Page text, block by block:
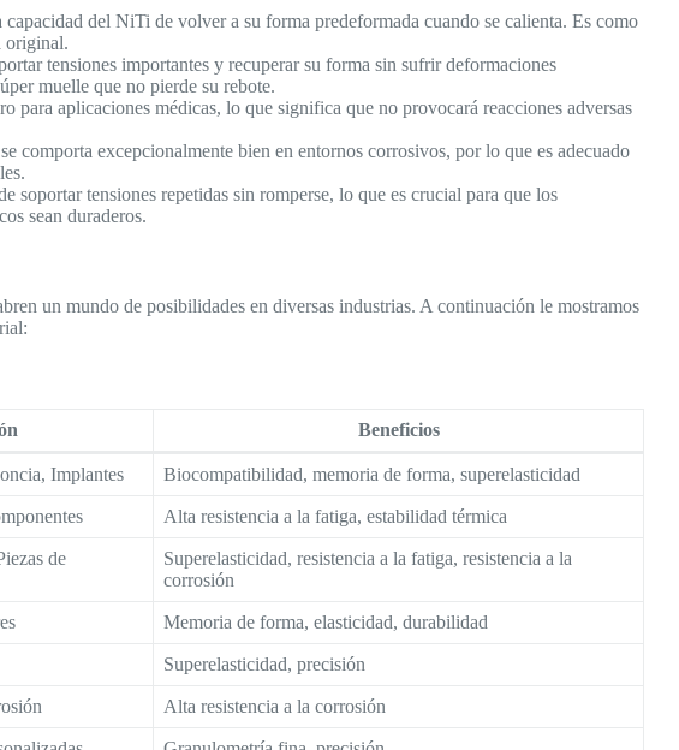
capacidad del NiTi de volver a su forma predeformada cuando se calienta. Es como
original.
tensiones importantes y recuperar su forma sin sufrir deformaciones
muelle que no pierde su rebote.
para aplicaciones médicas, lo que significa que no provocará reacciones adversas
comporta excepcionalmente bien en entornos corrosivos, por lo que es adecuado
soportar tensiones repetidas sin romperse, lo que es crucial para que los
sean duraderos.
un mundo de posibilidades en diversas industrias. A continuación le mostramos
Beneficios
Implantes Biocompatibilidad, memoria de forma, superelasticidad
Alta resistencia a la fatiga, estabilidad térmica
de
Superelasticidad, resistencia a la fatiga, resistencia a la
corrosión
Memoria de forma, elasticidad, durabilidad
Superelasticidad, precisión
Alta resistencia a la corrosión